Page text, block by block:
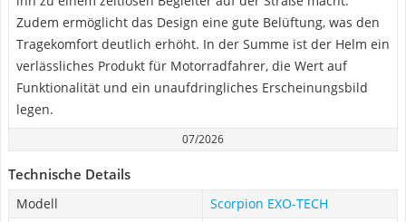
Zudem ermöglicht das Design eine gute Belüftung, was den
Tragekomfort deutlich erhöht. In der Summe ist der Helm ein
verlässliches Produkt für Motorradfahrer, die Wert auf
Funktionalität und ein unaufdringliches Erscheinungsbild
legen.
07/2026
Technische Details
Modell
Scorpion EXO-TECH